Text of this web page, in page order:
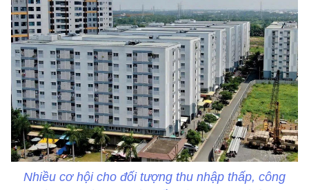
Nhiều cơ hội cho đối tượng thu nhập thấp, công